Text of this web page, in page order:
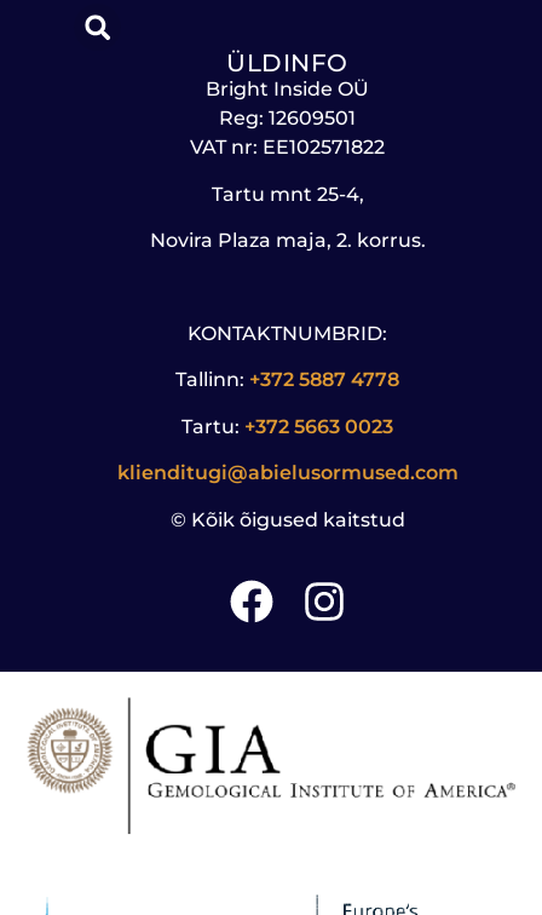
ÜLDINFO
Bright Inside OÜ
Reg: 12609501
VAT nr: EE102571822
Tartu mnt 25-4,
Novira Plaza maja, 2. korrus.
KONTAKTNUMBRID:
Tallinn: +372 5887 4778
Tartu: +372 5663 0023
klienditugi@abielusormused.com
© Kõik õigused kaitstud